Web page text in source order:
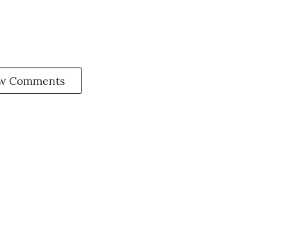
Comments